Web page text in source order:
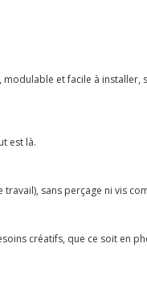
et facile à installer,
est là.
sans perçage ni vis
créatifs, que ce soit en